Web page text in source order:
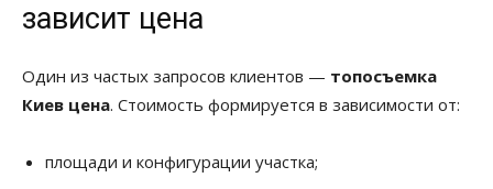
зависит цена
Один из частых запросов клиентов — топосъемка
Киев цена. Стоимость формируется в зависимости от:
площади и конфигурации участка;